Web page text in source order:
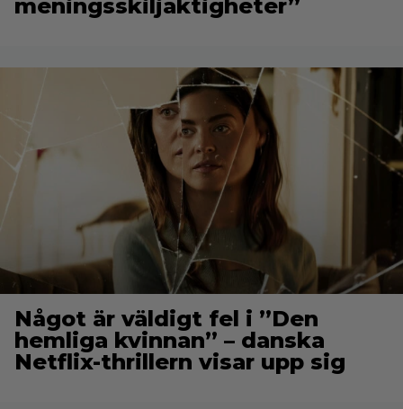
meningsskiljaktigheter”
Något är väldigt fel i ”Den
hemliga kvinnan” – danska
Netflix-thrillern visar upp sig